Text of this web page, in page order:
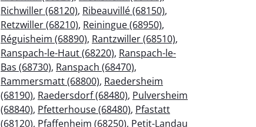
Richwiller (68120), Ribeauvillé (68150),
Retzwiller (68210), Reiningue (68950),
Réguisheim (68890), Rantzwiller (68510),
Ranspach-le-Haut (68220), Ranspach-le-
Bas (68730), Ranspach (68470),
Rammersmatt (68800), Raedersheim
(68190), Raedersdorf (68480), Pulversheim
(68840), Pfetterhouse (68480), Pfastatt
(68120), Pfaffenheim (68250), Petit-Landau